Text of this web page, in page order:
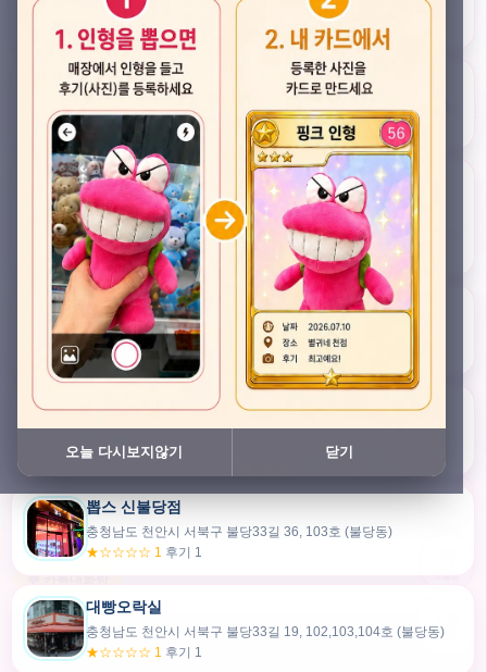
★★★★☆ 4.2 후기 33
게임플렉스 불당동점
★★★☆☆ 2.5 후기 4
뽑기랜드
★★★★★ 4.7후기 47
픽스팟 불당점
충청남도 천안시 서북구 불당33길 47, 106호 (불당동)
★☆☆☆☆ 1 후기 1
쿠보 신불당점
충청남도 천안시 서북구 불당33길 35, 105호 (불당동)
★★★☆☆ 2.5후기 2
뽑스 신불당점
충청남도 천안시 서북구 불당33길 36, 103호 (불당동)
★☆☆☆☆ 1 후기 1
대빵오락실
충청남도 천안시 서북구 불당33길 19, 102,103,104호 (불당동)
★☆☆☆☆ 1 후기 1
30m
내위치
💬 카톡대화방
오늘 다시보지않기 닫기